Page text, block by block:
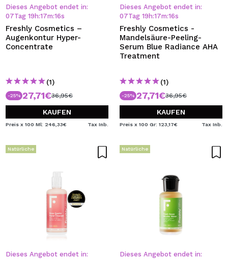
Dieses Angebot endet in:
07Tag 19 h:17m:16s
Freshly Cosmetics –
Augenkontur Hyper-
Concentrate
(1)
-25% 27,71€36,95€
KAUFEN
Preis x 100 Ml: 246,33€ Tax Inb.
Dieses Angebot endet in:
07Tag 19 h:17m:16s
Freshly Cosmetics -
Mandelsäure-Peeling-
Serum Blue Radiance AHA
Treatment
(1)
-25% 27,71€36,95€
KAUFEN
Preis x 100 Gr: 123,17€ Tax Inb.
Natürliche
Dieses Angebot endet in:
Natürliche
Dieses Angebot endet in: